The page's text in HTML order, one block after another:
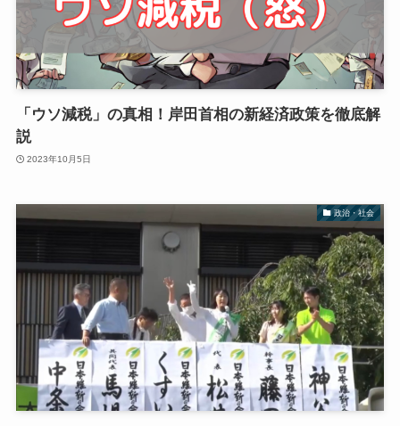
「ウソ減税」の真相！岸田首相の新経済政策を徹底解
説
2023年10月5日
政治・社会